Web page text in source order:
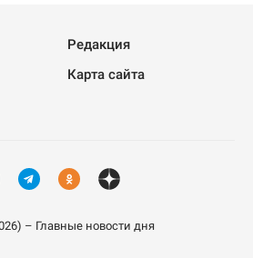
Редакция
Карта сайта
– Главные новости дня